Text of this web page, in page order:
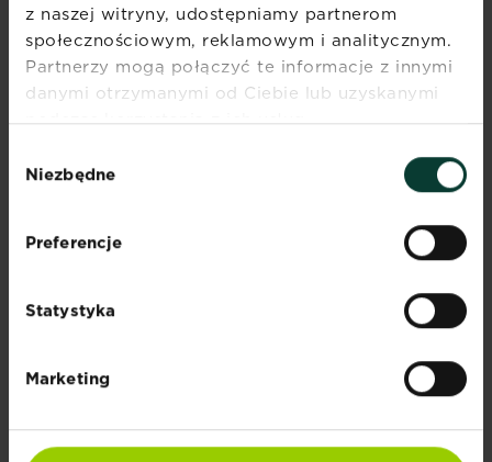
z naszej witryny, udostępniamy partnerom
społecznościowym, reklamowym i analitycznym.
Partnerzy mogą połączyć te informacje z innymi
danymi otrzymanymi od Ciebie lub uzyskanymi
podczas korzystania z ich usług.
zgody
Niezbędne
Preferencje
Statystyka
Marketing
REI14
Białe płatki z
różowym lub
niebieskim
paskiem
0,9 m
Macrophylla 1-2 m
Arborescens 1-2 m
1-2 m
niebieskie (po